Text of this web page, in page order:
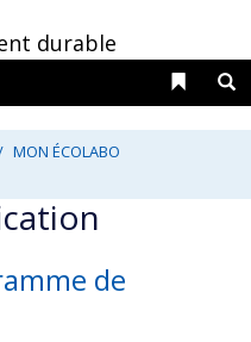
durable
Liens
MON ÉCOLABO
de